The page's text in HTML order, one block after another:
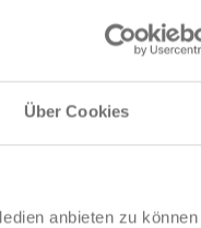
Über Cookies
anbieten zu können